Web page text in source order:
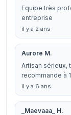
Equipe très
entreprise
il y a 2 ans
Aurore M.
Artisan sérieux,
recommande à
il y a 6 ans
_Maevaaa_ H.